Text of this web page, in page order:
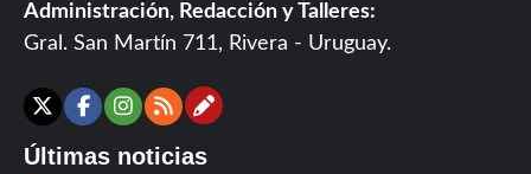
Administración, Redacción y Talleres:
Gral. San Martín 711, Rivera - Uruguay.
X Facebook
Instagram
RSSContáctanos
Últimas noticias